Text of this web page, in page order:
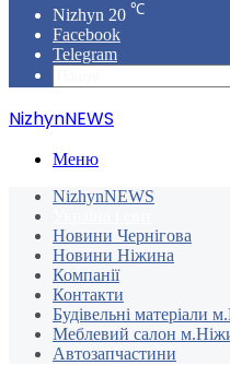
Nizhyn 20 ℃
Facebook
Telegram
NizhynNEWS
Меню
NizhynNEWS
Новини Чернігова
Новини Ніжина
Компанії
Контакти
Будівельні матеріали
Меблевий салон
Автозапчастини